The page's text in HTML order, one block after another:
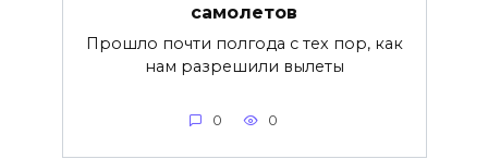
самолетов
Прошло почти полгода с тех пор, как
нам разрешили вылеты
0 0